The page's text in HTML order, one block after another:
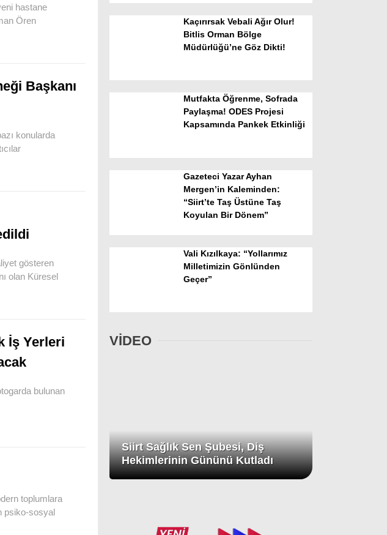
hastane
Ören
Başkanı
konularda
gösteren
olan Küresel
İş Yerleri
bulunan
toplumlara
psiko-sosyal
Kaçırırsak Vebali Ağır Olur!
Bitlis Orman Bölge
Müdürlüğü’ne Göz Dikti!
Mutfakta Öğrenme, Sofrada
Paylaşma! ODES Projesi
Kapsamında Pankek Etkinliği
Gazeteci Yazar Ayhan
Mergen’in Kaleminden:
“Siirt’te Taş Üstüne Taş
Koyulan Bir Dönem”
Vali Kızılkaya: “Yollarımız
Milletimizin Gönlünden
Geçer”
VİDEO
Siirt Sağlık Sen Şubesi, Diş
Hekimlerinin Gününü Kutladı